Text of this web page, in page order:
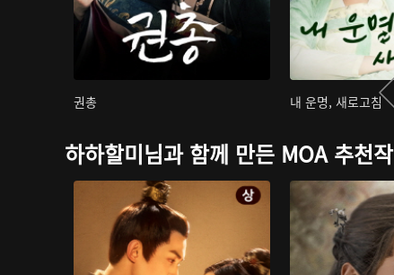
권총 내 운명, 새로고침
하하할미님과 함께 만든 MOA 추천작